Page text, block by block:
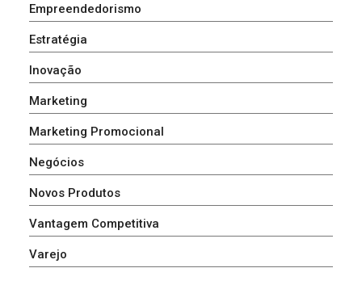
Empreendedorismo
Estratégia
Inovação
Marketing
Marketing Promocional
Negócios
Novos Produtos
Vantagem Competitiva
Varejo